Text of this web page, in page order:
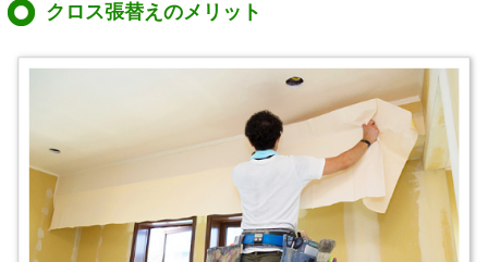
クロス張替えのメリット